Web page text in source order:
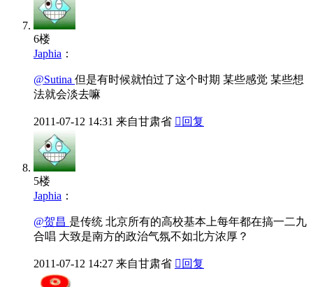
6楼
Japhia ：
@Sutina 但是有时候就怕过了这个时期 某些感觉 某些想
法就会淡去嘛
2011-07-12 14:31 来自甘肃省  回复
5楼
Japhia ：
@贺昌 是传统 北京所有的高校基本上每年都在搞一二九
合唱 大致是南方的政治气氛不如北方浓厚？
2011-07-12 14:27 来自甘肃省  回复